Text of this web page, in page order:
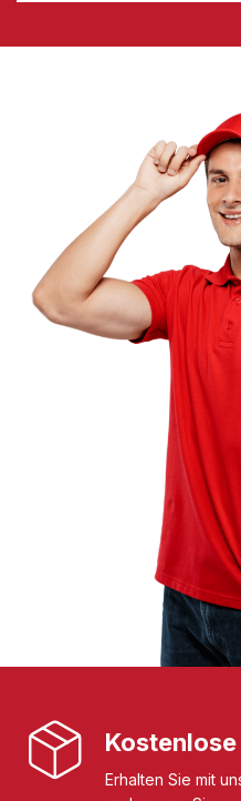
Erhalten Sie mit